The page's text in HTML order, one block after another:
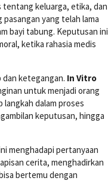
tentang keluarga, etika, dan
yang telah lama
bayi tabung. Keputusan ini
ketika rahasia medis
dan ketegangan. In Vitro
untuk menjadi orang
langkah dalam proses
keputusan, hingga
menghadapi pertanyaan
cerita, menghadirkan
bertemu dengan